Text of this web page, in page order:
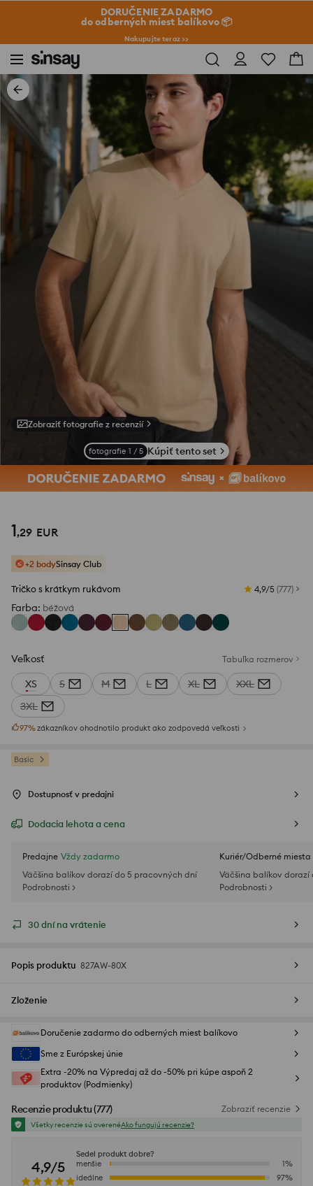
DORUČENIE ZADARMO
do odberných miest balíkovo 📦
Nakupujte teraz >>
Zobraziť fotografie z recenzií
fotografie 1 / 5 Kúpiť tento set
1,29 EUR
+2 bodySinsay Club
Tričko s krátkym rukávom 4,9/5 (777)
Farba: béžová
Veľkosť Tabuľka rozmerov
XS S M L XL
XXL
3XL
97%zákazníkov ohodnotilo produkt ako zodpovedá veľkosti
Basic
Dostupnosť v predajni
Dodacia lehota a cena
Predajne Vždy zadarmo
Väčšina balíkov dorazí do 5 pracovných dní
Podrobnosti >
Kuriér/Odberné miesta
Väčšina balíkov
Podrobnosti >
30 dní na vrátenie
Popis produktu 827AW-80X
Zloženie
Doručenie zadarmo do odberných miest balíkovo
Sme z Európskej únie
Extra -20% na Výpredaj až do -50% pri kúpe aspoň 2
produktov (Podmienky)
Recenzie produktu(777) Zobraziť recenzie
Všetky recenzie sú overenéAko fungujú recenzie?
4,9/5
Sedel produkt dobre?
menšie
1%
ideálne
97%